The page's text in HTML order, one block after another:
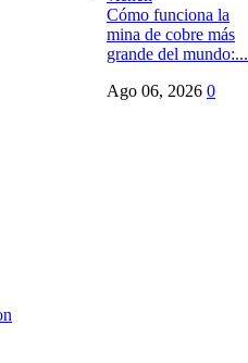
Cómo funciona la
mina de cobre más
grande del mundo:...
Ago 06, 2026 0